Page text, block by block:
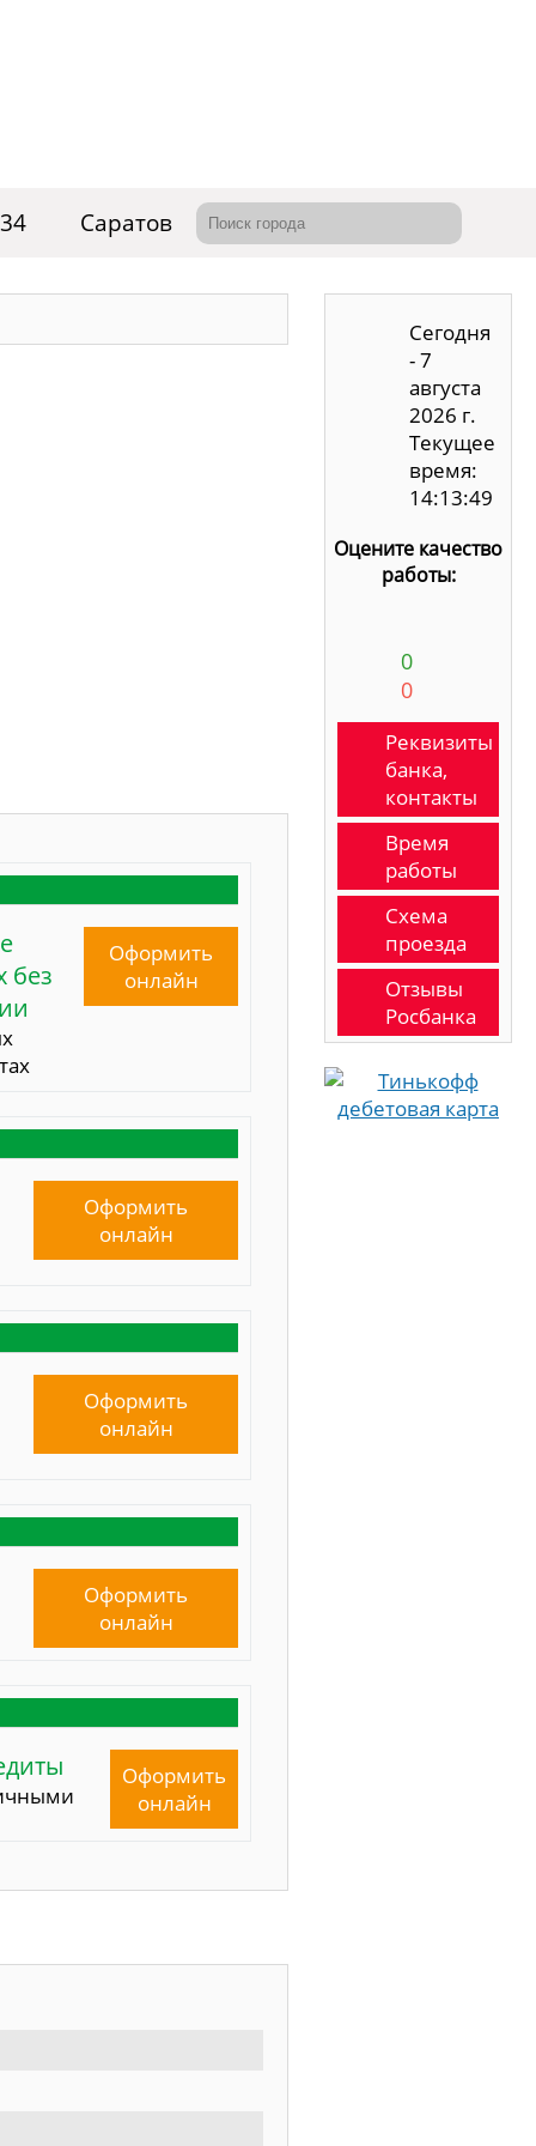
Саратов
без
Оформить
онлайн
Оформить
онлайн
Оформить
онлайн
Оформить
онлайн
Оформить
онлайн
Сегодня
- 7
августа
2026 г.
Текущее
время:
14:13:50
Оцените качество
работы:
0
0
Реквизиты
банка,
контакты
Время
работы
Схема
проезда
Отзывы
Росбанка